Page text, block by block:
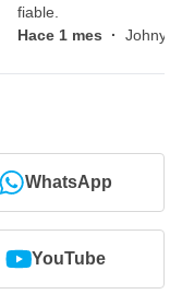
fiable.
Hace 1 mes · Johny,
WhatsApp
YouTube